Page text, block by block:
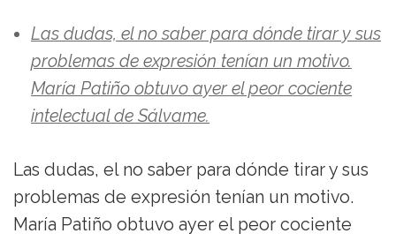
Las dudas, el no saber para dónde tirar y sus
problemas de expresión tenían un motivo.
María Patiño obtuvo ayer el peor cociente
intelectual de Sálvame.
Las dudas, el no saber para dónde tirar y sus
problemas de expresión tenían un motivo.
María Patiño obtuvo ayer el peor cociente